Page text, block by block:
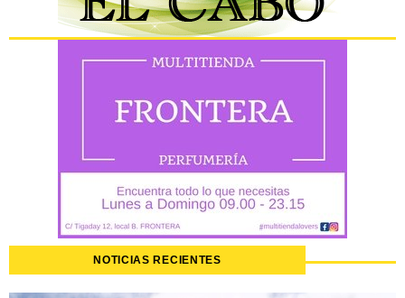
NOTICIAS RECIENTES